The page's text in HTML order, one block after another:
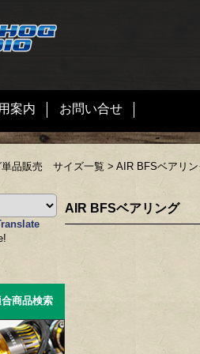
案内 お問い合せ
単品販売 サイズ一覧 > AIR BFSベアリ
商品検索
AIR BFSベアリング